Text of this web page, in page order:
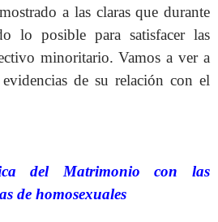
a las claras que durante
lo posible para satisfacer las
minoritario. Vamos a ver a
de su relación con el
del Matrimonio con las
de homosexuales